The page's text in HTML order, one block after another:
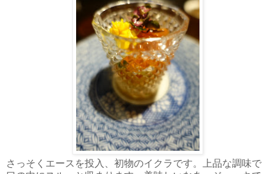
さっそくエースを投入、初物のイクラです。上品な調味で